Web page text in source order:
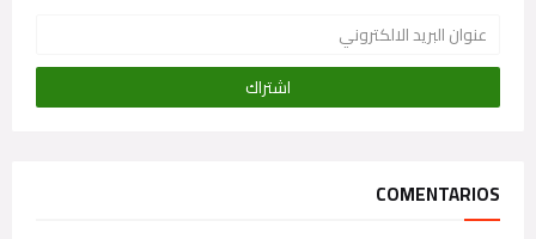
COMENTARIOS